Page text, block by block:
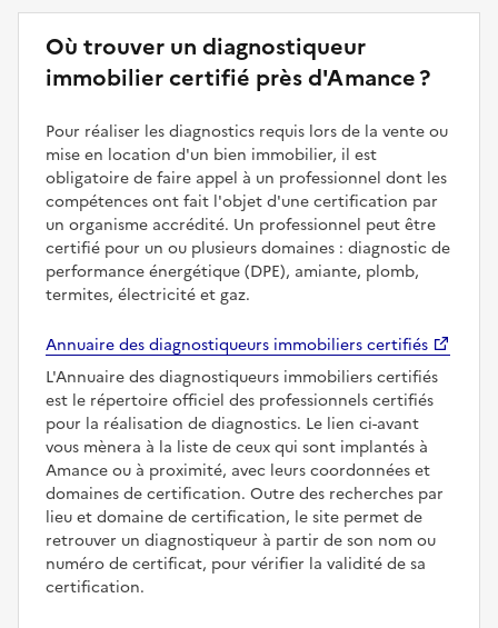
Où trouver un diagnostiqueur
immobilier certifié près d'Amance ?
Pour réaliser les diagnostics requis lors de la vente ou
mise en location d'un bien immobilier, il est
obligatoire de faire appel à un professionnel dont les
compétences ont fait l'objet d'une certification par
un organisme accrédité. Un professionnel peut être
certifié pour un ou plusieurs domaines : diagnostic de
performance énergétique (DPE), amiante, plomb,
termites, électricité et gaz.
Annuaire des diagnostiqueurs immobiliers certifiés
L'Annuaire des diagnostiqueurs immobiliers certifiés
est le répertoire officiel des professionnels certifiés
pour la réalisation de diagnostics. Le lien ci-avant
vous mènera à la liste de ceux qui sont implantés à
Amance ou à proximité, avec leurs coordonnées et
domaines de certification. Outre des recherches par
lieu et domaine de certification, le site permet de
retrouver un diagnostiqueur à partir de son nom ou
numéro de certificat, pour vérifier la validité de sa
certification.